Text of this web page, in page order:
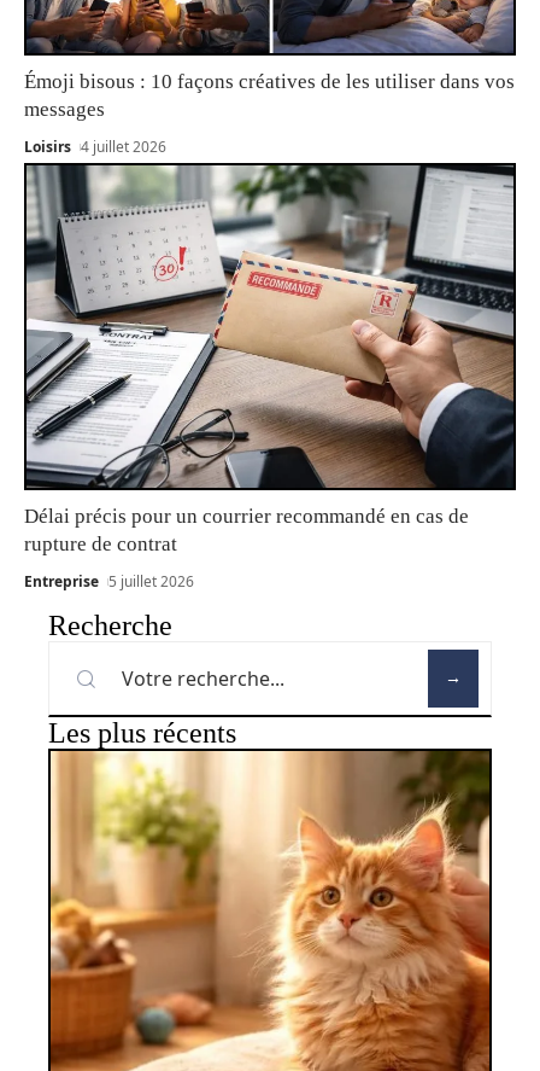
Émoji bisous : 10 façons créatives de les utiliser dans vos
messages
Loisirs 4 juillet 2026
Délai précis pour un courrier recommandé en cas de
rupture de contrat
Entreprise 5 juillet 2026
Recherche
Les plus récents